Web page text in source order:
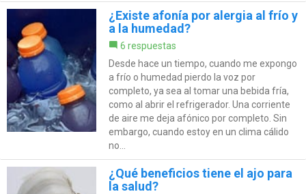
¿Existe afonía por alergia al frío y
a la humedad?
6 respuestas
Desde hace un tiempo, cuando me expongo
a frío o humedad pierdo la voz por
completo, ya sea al tomar una bebida fría,
como al abrir el refrigerador. Una corriente
de aire me deja afónico por completo. Sin
embargo, cuando estoy en un clima cálido
no...
¿Qué beneficios tiene el ajo para
la salud?